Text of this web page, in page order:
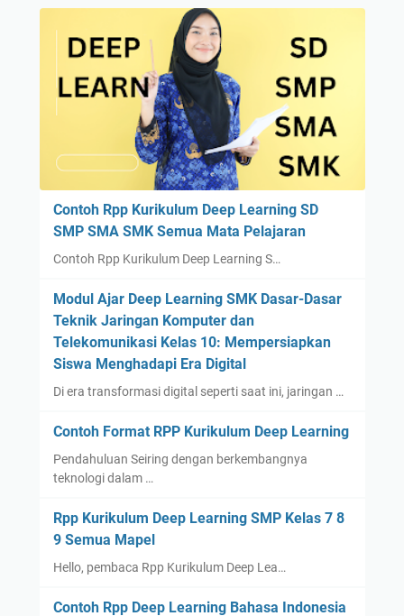
Contoh Rpp Kurikulum Deep Learning SD
SMP SMA SMK Semua Mata Pelajaran
Contoh Rpp Kurikulum Deep Learning S…
Modul Ajar Deep Learning SMK Dasar-Dasar
Teknik Jaringan Komputer dan
Telekomunikasi Kelas 10: Mempersiapkan
Siswa Menghadapi Era Digital
Di era transformasi digital seperti saat ini, jaringan …
Contoh Format RPP Kurikulum Deep Learning
Pendahuluan Seiring dengan berkembangnya
teknologi dalam …
Rpp Kurikulum Deep Learning SMP Kelas 7 8
9 Semua Mapel
Hello, pembaca Rpp Kurikulum Deep Lea…
Contoh Rpp Deep Learning Bahasa Indonesia